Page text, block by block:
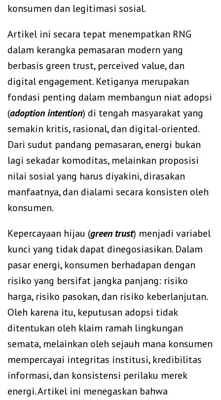
konsumen dan legitimasi sosial.
Artikel ini secara tepat menempatkan RNG
dalam kerangka pemasaran modern yang
berbasis green trust, perceived value, dan
digital engagement. Ketiganya merupakan
fondasi penting dalam membangun niat adopsi
(adoption intention) di tengah masyarakat yang
semakin kritis, rasional, dan digital-oriented.
Dari sudut pandang pemasaran, energi bukan
lagi sekadar komoditas, melainkan proposisi
nilai sosial yang harus diyakini, dirasakan
manfaatnya, dan dialami secara konsisten oleh
konsumen.
Kepercayaan hijau (green trust) menjadi variabel
kunci yang tidak dapat dinegosiasikan. Dalam
pasar energi, konsumen berhadapan dengan
risiko yang bersifat jangka panjang: risiko
harga, risiko pasokan, dan risiko keberlanjutan.
Oleh karena itu, keputusan adopsi tidak
ditentukan oleh klaim ramah lingkungan
semata, melainkan oleh sejauh mana konsumen
mempercayai integritas institusi, kredibilitas
informasi, dan konsistensi perilaku merek
energi. Artikel ini menegaskan bahwa